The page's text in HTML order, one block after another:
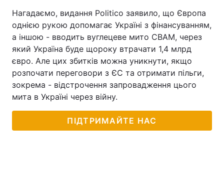
Нагадаємо, видання Politico заявило, що Європа
однією рукою допомагає Україні з фінансуванням,
а іншою - вводить вуглецеве мито СВАМ, через
який Україна буде щороку втрачати 1,4 млрд
євро. Але цих збитків можна уникнути, якщо
розпочати переговори з ЄС та отримати пільги,
зокрема - відстрочення запровадження цього
мита в Україні через війну.
ПІДТРИМАЙТЕ НАС